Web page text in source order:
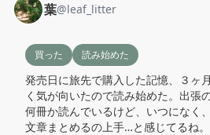
葉@leaf_litter
買った 読み始めた
発売日に旅先で購入した記憶、３ヶ
く気が向いたので読み始めた。出張
何冊か読んでいるけど、いつになく
文章まとめるの上手…と感じてるね。